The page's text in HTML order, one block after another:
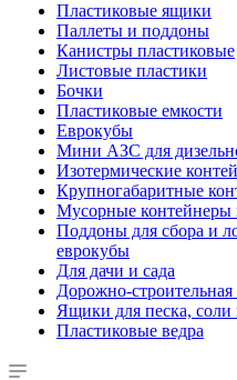
Пластиковые ящики
Паллеты и поддоны
Канистры пластиковые
Листовые пластики
Бочки
Пластиковые емкости
Еврокубы
Мини АЗС для
Изотермические
Крупногабаритные
Мусорные
Поддоны для сбора и
еврокубы
Для дачи и сада
Дорожно-
Ящики для песка, соли
Пластиковые ведра